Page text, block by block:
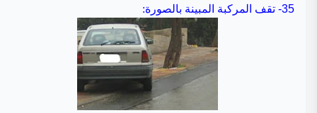
35- تقف المركبة المبينة بالصورة: